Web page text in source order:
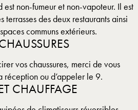
non-fumeur et non-vapoteur. Il est
terrasses des deux restaurants ainsi
communs extérieurs.
vos chaussures, merci de vous
réception ou d’appeler le 9.
CHAUFFAGE